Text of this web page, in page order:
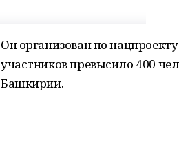
Он организован по
участников превысило 400
Башкирии.